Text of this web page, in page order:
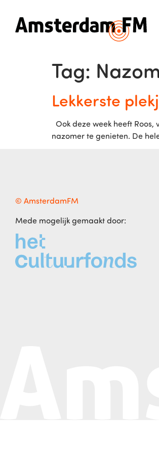
Tag:
Lekkerste
Ook deze week heeft
nazomer te genieten. De
© AmsterdamFM
Mede mogelijk gemaakt door: